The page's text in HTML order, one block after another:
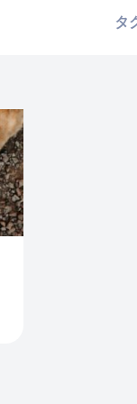
タ